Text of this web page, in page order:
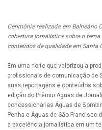
Cerimônia realizada em Balneário
cobertura jornalística sobre o
conteúdos de qualidade em Santa
Em uma noite que valorizou a
profissionais de comunicação de
suas reportagens e conteúdos
edição do Prêmio Águas de
concessionárias Águas de
Penha e Águas de São Francisco
a excelência jornalística em um